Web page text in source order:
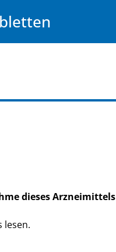
dieses Arzneimittels
lesen.